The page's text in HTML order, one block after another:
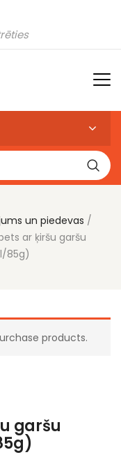
un piedevas
ar ķiršu garšu
85g)
products.
garšu